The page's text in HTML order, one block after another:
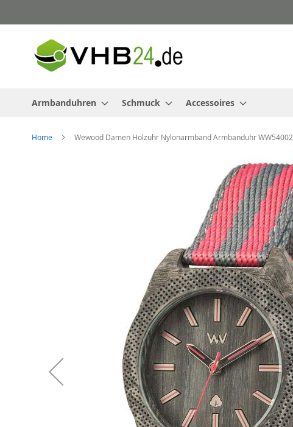
zum
Armbanduhren Schmuck Accessoires
Home Wewood Damen Holzuhr Nylonarmband Armbanduhr WW54002